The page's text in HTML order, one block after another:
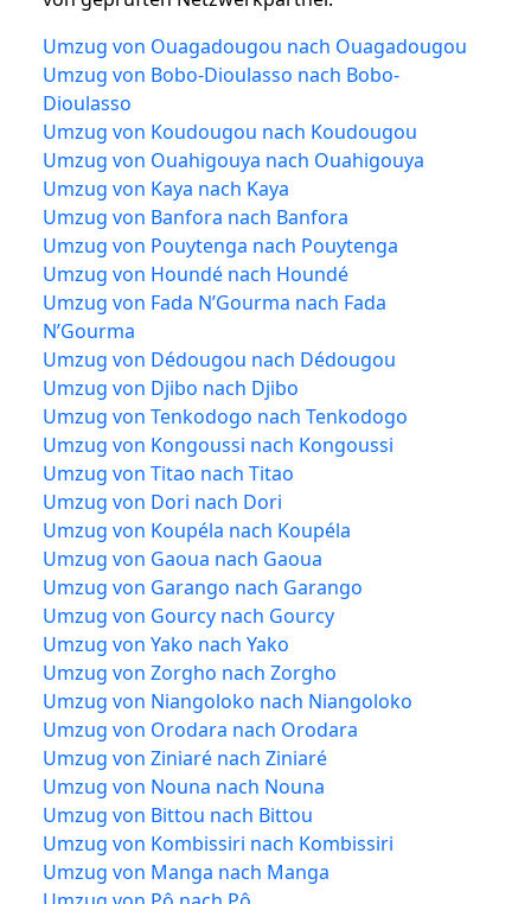
Umzug von Ouagadougou nach Ouagadougou
Umzug von Bobo-Dioulasso nach Bobo-
Dioulasso
Umzug von Koudougou nach Koudougou
Umzug von Ouahigouya nach Ouahigouya
Umzug von Kaya nach Kaya
Umzug von Banfora nach Banfora
Umzug von Pouytenga nach Pouytenga
Umzug von Houndé nach Houndé
Umzug von Fada N’Gourma nach Fada
N’Gourma
Umzug von Dédougou nach Dédougou
Umzug von Djibo nach Djibo
Umzug von Tenkodogo nach Tenkodogo
Umzug von Kongoussi nach Kongoussi
Umzug von Titao nach Titao
Umzug von Dori nach Dori
Umzug von Koupéla nach Koupéla
Umzug von Gaoua nach Gaoua
Umzug von Garango nach Garango
Umzug von Gourcy nach Gourcy
Umzug von Yako nach Yako
Umzug von Zorgho nach Zorgho
Umzug von Niangoloko nach Niangoloko
Umzug von Orodara nach Orodara
Umzug von Ziniaré nach Ziniaré
Umzug von Nouna nach Nouna
Umzug von Bittou nach Bittou
Umzug von Kombissiri nach Kombissiri
Umzug von Manga nach Manga